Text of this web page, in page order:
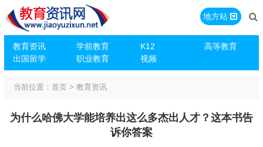
教育资讯 学前教育 K12
高等教育
出国留学
职业教育 视频
地方站
当前位置： 首页> 教育资讯
为什么哈佛大学能培养出这么多杰出人才？这本书告
诉你答案